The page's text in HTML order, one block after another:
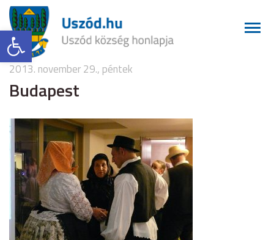
Eszköztár megnyitása
2013. november 29., péntek
Budapest